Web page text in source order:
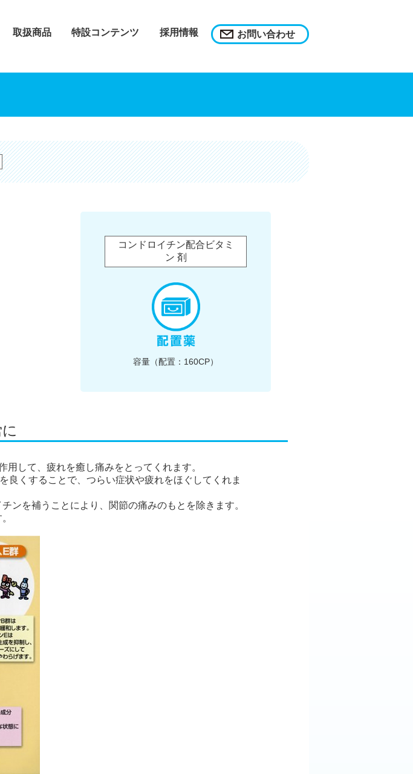
取扱商品 特設コンテンツ 採用情報 お問い合わせ
コンドロイチン配合ビタミ
ン 剤
容量（配置：160CP）
して、疲れを癒し痛みをとってくれます。
良くすることで、つらい症状や疲れをほぐしてくれま
ンを補うことにより、関節の痛みのもとを除きます。